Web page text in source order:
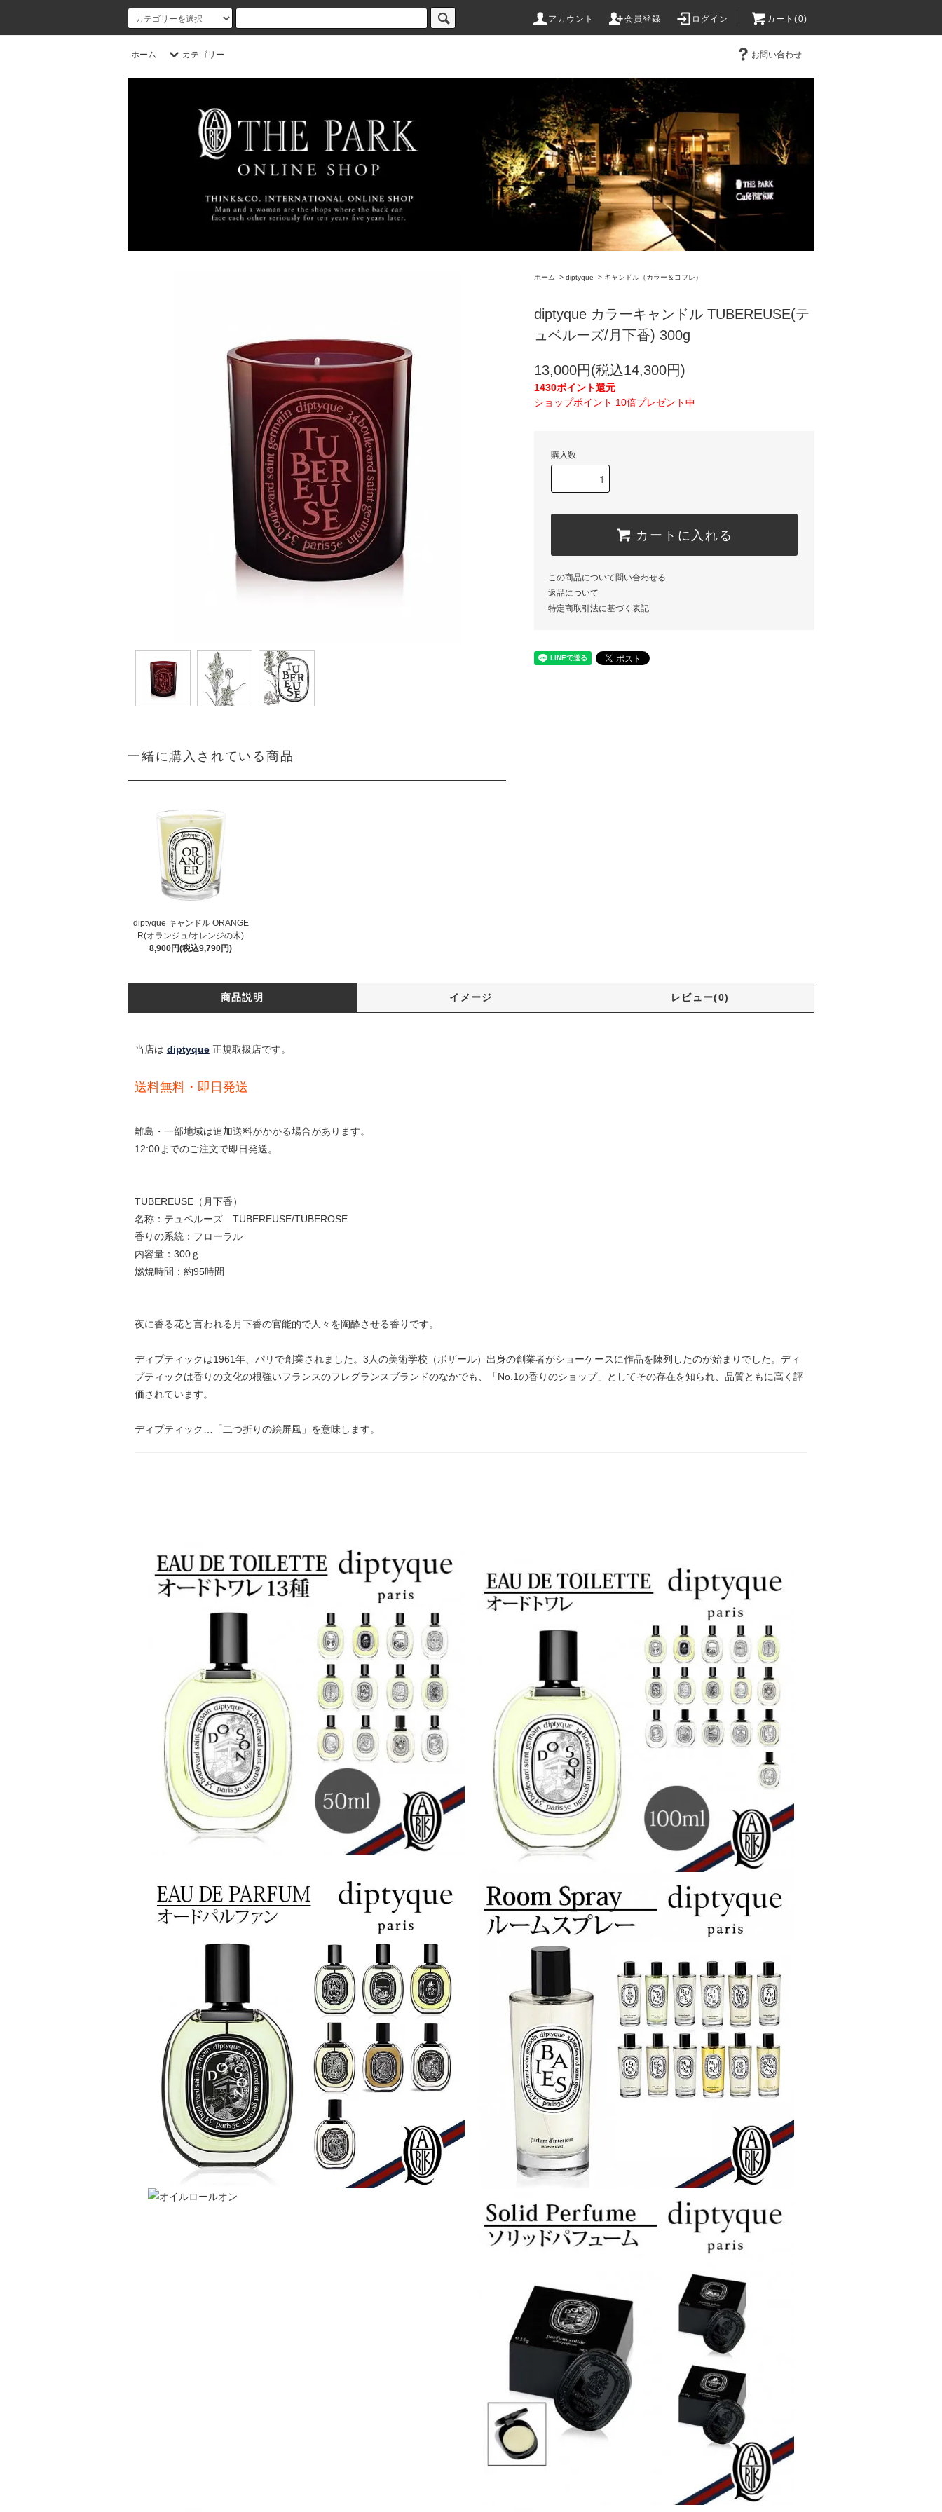
アカウント 会員登録 ログイン カート(0)
ホーム カテゴリー お問い合わせ
一緒に購入されている商品
diptyque キャンドル ORANGE
R(オランジュ/オレンジの木)
8,900円(税込9,790円)
ホーム > diptyque > キャンドル（カラー＆コフレ）
diptyque カラーキャンドル TUBEREUSE(テ
ュベルーズ/月下香) 300g
13,000円(税込14,300円)
1430ポイント還元
ショップポイント 10倍プレゼント中
購入数
カートに入れる
この商品について問い合わせる
返品について
特定商取引法に基づく表記
商品説明 イメージ レビュー(0)
当店は diptyque正規取扱店です。
送料無料・即日発送
離島・一部地域は追加送料がかかる場合があります。
12:00までのご注文で即日発送。
TUBEREUSE（月下香）
名称：テュベルーズ TUBEREUSE/TUBEROSE
香りの系統：フローラル
内容量：300ｇ
燃焼時間：約95時間
夜に香る花と言われる月下香の官能的で人々を陶酔させる香りです。
ディプティックは1961年、パリで創業されました。3人の美術学校（ボザール）出身の創業者がショーケースに作品を陳列したのが始まりでした。ディ
プティックは香りの文化の根強いフランスのフレグランスブランドのなかでも、「No.1の香りのショップ」としてその存在を知られ、品質ともに高く評
価されています。
ディプティック…「二つ折りの絵屏風」を意味します。